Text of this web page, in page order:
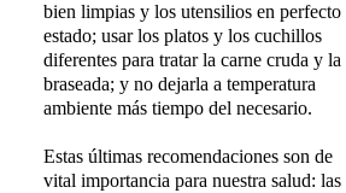
bien limpias y los utensilios en perfecto
estado; usar los platos y los cuchillos
diferentes para tratar la carne cruda y la
braseada; y no dejarla a temperatura
ambiente más tiempo del necesario.
Estas últimas recomendaciones son de
vital importancia para nuestra salud: las